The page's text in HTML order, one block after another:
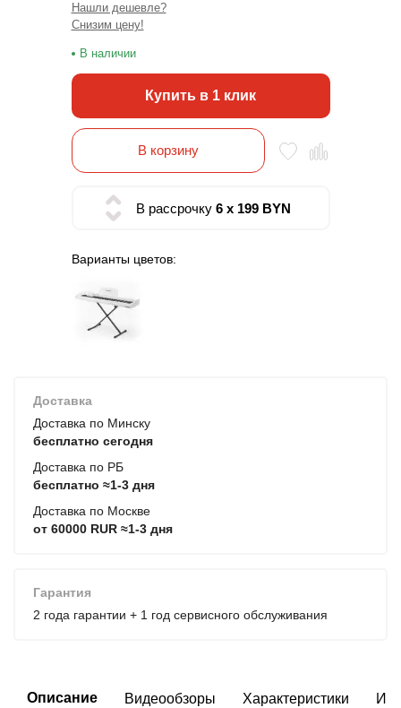
Нашли дешевле?
Снизим цену!
В наличии
Купить в 1 клик
В корзину
В рассрочку 6 x 199 BYN
Варианты цветов:
Доставка
Доставка по Минску
бесплатно сегодня
Доставка по РБ
бесплатно ≈1-3 дня
Доставка по Москве
от 60000 RUR ≈1-3 дня
Гарантия
2 года гарантии + 1 год сервисного обслуживания
Описание Видеообзоры Характеристики